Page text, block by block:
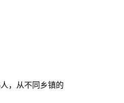
，从不同乡镇的